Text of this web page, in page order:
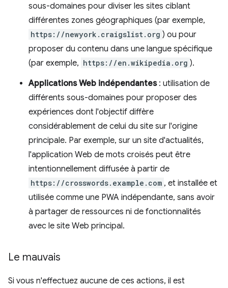
sous-domaines pour diviser les sites ciblant
différentes zones géographiques (par exemple,
https://newyork.craigslist.org ) ou pour
proposer du contenu dans une langue spécifique
(par exemple, https://en.wikipedia.org ).
Applications Web indépendantes: utilisation de
différents sous-domaines pour proposer des
expériences dont l'objectif diffère
considérablement de celui du site sur l'origine
principale. Par exemple, sur un site d'actualités,
l'application Web de mots croisés peut être
intentionnellement diffusée à partir de
https://crosswords.example.com , et installée et
utilisée comme une PWA indépendante, sans avoir
à partager de ressources ni de fonctionnalités
avec le site Web principal.
Le mauvais
Si vous n'effectuez aucune de ces actions, il est